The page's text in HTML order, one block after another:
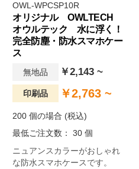
OWL-WPCSP10R
オリジナル OWLTECH
オウルテック 水に浮く！
完全防塵・防水スマホケー
ス
無地品 ￥2,143 ~
印刷品 ￥2,763 ~
200 個の場合 (税込)
最低ご注文数： 30 個
ニュアンスカラーがおしゃれ
な防水スマホケースです。